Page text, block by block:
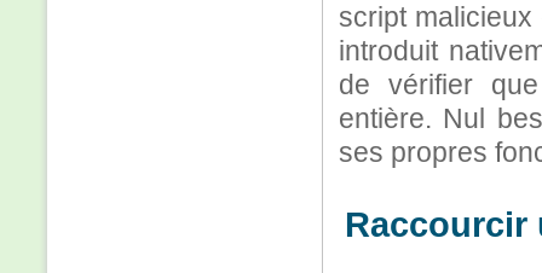
script
introduit
de vérifier
entière. Nul
ses propres
Raccourcir